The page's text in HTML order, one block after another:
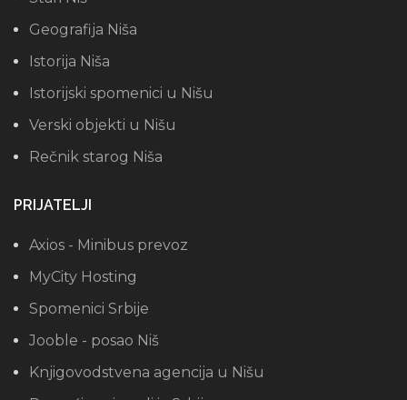
Geografija Niša
Istorija Niša
Istorijski spomenici u Nišu
Verski objekti u Nišu
Rečnik starog Niša
PRIJATELJI
Axios - Minibus prevoz
MyCity Hosting
Spomenici Srbije
Jooble - posao Niš
Knjigovodstvena agencija u Nišu